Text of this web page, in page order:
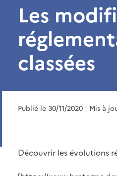
Les
classées
Publié le 30/11/2020 | Mis à
Découvrir les évolutions